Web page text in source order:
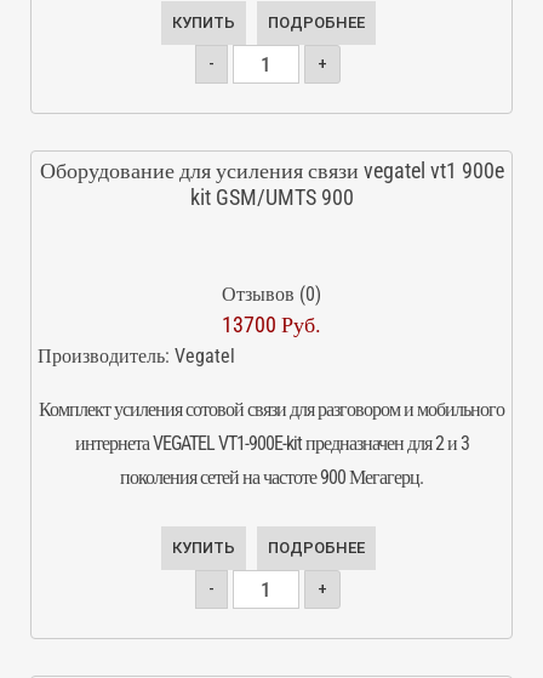
КУПИТЬ ПОДРОБНЕЕ
- +
Оборудование для усиления связи vegatel vt1 900e
kit GSM/UMTS 900
Отзывов (0)
13700 Руб.
Производитель: Vegatel
Комплект усиления сотовой связи для разговором и мобильного
интернета VEGATEL VT1-900E-kit предназначен для 2 и 3
поколения сетей на частоте 900 Мегагерц.
КУПИТЬ ПОДРОБНЕЕ
- +